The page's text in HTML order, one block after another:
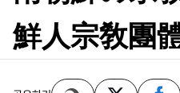
鮮人宗敎團